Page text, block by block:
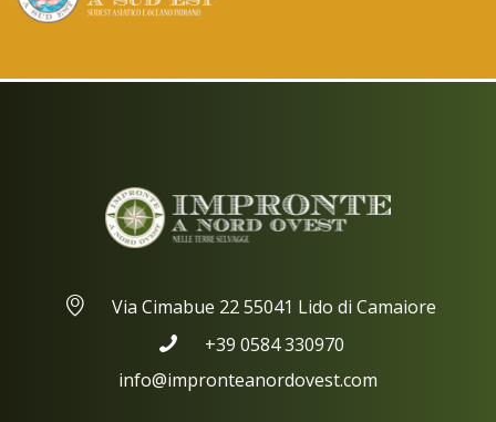
Via Cimabue 22 55041 Lido di Camaiore
+39 0584 330970
info@impronteanordovest.com